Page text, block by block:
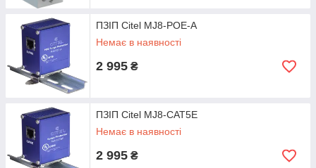
ПЗІП Citel MJ8-POE-A
Немає в наявності
2 995 ₴
ПЗІП Citel MJ8-CAT5E
Немає в наявності
2 995 ₴